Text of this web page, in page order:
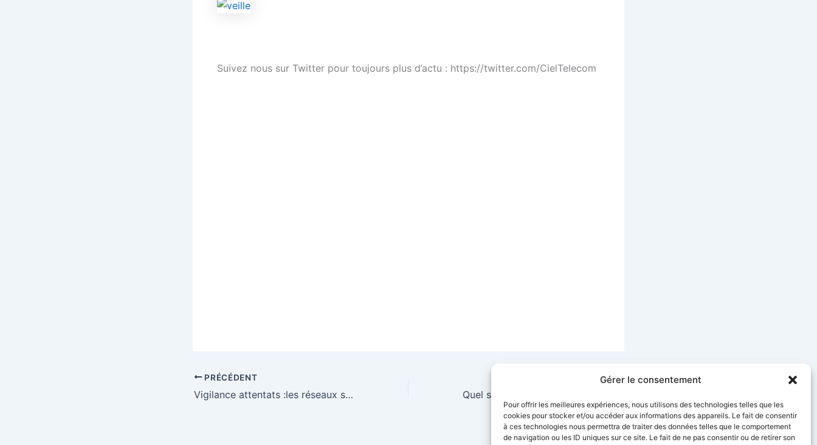
Gérer le consentement
Pour offrir les meilleures expériences, nous utilisons des technologies telles que les
cookies pour stocker et/ou accéder aux informations des appareils. Le fait de consentir
à ces technologies nous permettra de traiter des données telles que le comportement
de navigation ou les ID uniques sur ce site. Le fait de ne pas consentir ou de retirer son
Suivez nous sur Twitter pour toujours plus d’actu : https://twitter.com/CielTelecom
PRÉCÉDENT
Vigilance attentats :les réseaux sociaux au cœur des évènements
SUIVANT